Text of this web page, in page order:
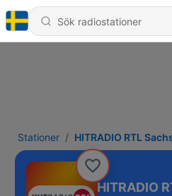
Stationer HITRADIO RTL
HITRADIO